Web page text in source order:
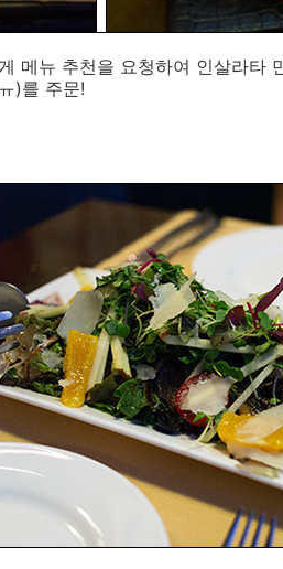
메뉴 추천을 요청하여 인살라타
)를 주문!